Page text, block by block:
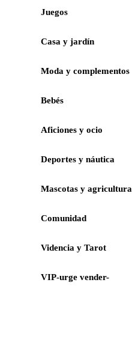
Juegos
Casa y jardín
Moda y complementos
Bebés
Aficiones y ocio
Deportes y náutica
Mascotas y agricultura
Comunidad
Videncia y Tarot
VIP-urge vender-